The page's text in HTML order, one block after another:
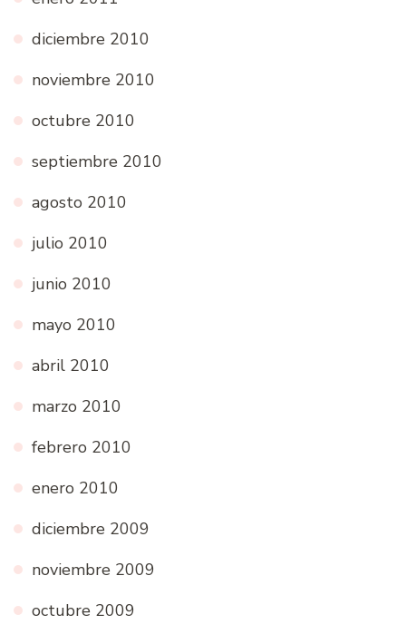
diciembre 2010
noviembre 2010
octubre 2010
septiembre 2010
agosto 2010
julio 2010
junio 2010
mayo 2010
abril 2010
marzo 2010
febrero 2010
enero 2010
diciembre 2009
noviembre 2009
octubre 2009